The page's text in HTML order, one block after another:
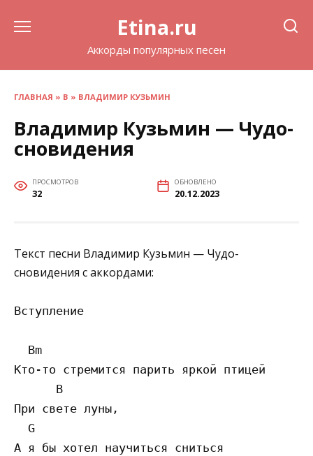
Etina.ru
Аккорды популярных песен
ГЛАВНАЯ » В » ВЛАДИМИР КУЗЬМИН
Владимир Кузьмин — Чудо-
сновидения
ПРОСМОТРОВ
32
ОБНОВЛЕНО
20.12.2023
Текст песни Владимир Кузьмин — Чудо-
сновидения с аккордами:
Вступление
  Bm
Кто-то стремится парить яркой птицей
      B
При свете луны,
  G
А я бы хотел научиться сниться